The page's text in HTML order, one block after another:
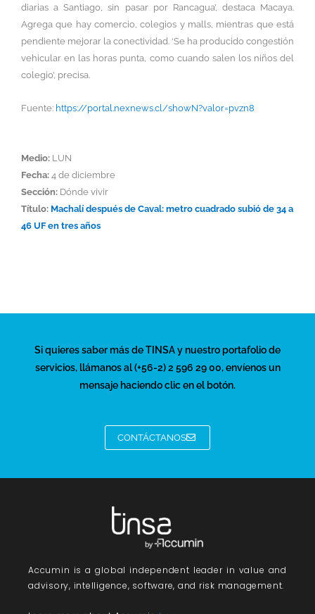
diarias a Santiago, sin pasar por Rancagua’, destaca Macaya.
Agrega que hay comercio, colegios y malls, mientras que está
pendiente mejorar la conectividad. ‘Se ha producido congestión
vehicular en las horas punta, como cuando salen los niños del
colegio’, precisa.
Fuente: https://portal.nexnews.cl/showN?valor=pvzn8
Medio: LUN
Fecha: 4 de diciembre
Sección: Dónde vivir
Título: Machalí después de Caval: metro cuadrado subió de 34 a
46 UF en tres años
Si quieres saber más de TINSA y nuestro portafolio de
servicios, llámanos al (+56-2) 2 596 29 00, envíenos un
mensaje haciendo clic en el botón.
CONTÁCTANOS
Accumin is a global independent leader in value and
advisory, intelligence, software, and risk management.